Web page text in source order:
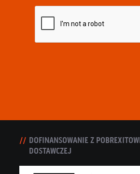
DOFINANSOWANIE Z
DOSTAWCZEJ